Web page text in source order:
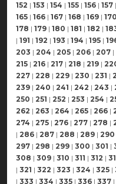
152 | 153 | 154 | 155 | 156 | 157 |
165 | 166 | 167 | 168 | 169 | 170
178 | 179 | 180 | 181 | 182 |
| 191 | 192 | 193 | 194 | 195 |
203 | 204 | 205 | 206 | 207 |
215 | 216 | 217 | 218 | 219 |
227 | 228 | 229 | 230 | 231 |
239 | 240 | 241 | 242 | 243 |
250 | 251 | 252 | 253 | 254 |
262 | 263 | 264 | 265 | 266 |
274 | 275 | 276 | 277 | 278 |
| 286 | 287 | 288 | 289 | 290
297 | 298 | 299 | 300 | 301 |
308 | 309 | 310 | 311 | 312 |
| 321 | 322 | 323 | 324 | 325 |
| 333 | 334 | 335 | 336 | 337 |